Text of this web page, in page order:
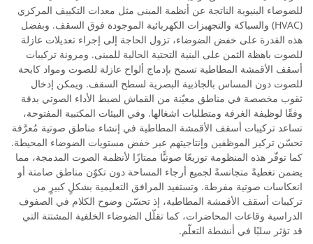
للضوضاء البنيوية الناتجة عن أنظمة المبنى مثل معدات التكييف المركزي
(HVAC) والسباكة والتجهيزات الكهربائية الموجودة فوق السقف. وبفضل
هذه القدرة على خفض الضوضاء، تزول الحاجة إلى إجراء تعديلات عازلة
للصوت باهظة الثمن على البنية التحتية الحالية للمبنى. ومرونة تركيبات
أسقف الأقمشة المطاطية تسمح بإدماج ألواح عازلة للصوت ومواد كابحة
للصوت دون المساس بالجاذبية البصرية لسطح السقف. ويمكن إدخال
ثقوب مخصصة في مناطق معيّنة من القماش لضبط الأداء الصوتي بدقة
وفقًا لوظيفة الغرفة ومتطلبات اشغالها. وفي البيئات المكتبية المفتوحة،
تساعد تركيبات أسقف الأقمشة المطاطية في إنشاء مناطق صوتية مُعرَّفة
تحسّن تركيز الموظفين وإنتاجيتهم عبر خفض مستويات الضوضاء المحيطة.
كما توفّر هذه المنظومة توزيعًا صوتيًّا ممتازًا لأنظمة الصوت المدمجة، مما
يضمن تغطيةً متجانسةً لجميع أرجاء المساحة دون تكوّن مناطق صامتة أو
انعكاسات صوتية مفرطة. وتستفيد المرافق التعليمية بشكلٍ كبيرٍ من
تركيبات أسقف الأقمشة المطاطية، إذ تحسّن وضوح الكلام في الصفوف
الدراسية وقاعات المحاضرات، كما تقلّل الضوضاء الخلفية المشتتة التي
قد تؤثر سلبًا في أنشطة التعلّم.